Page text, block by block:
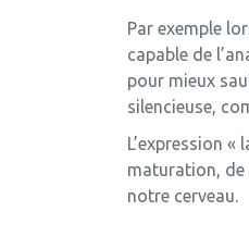
Par exemple
capable de
pour mieux
silencieuse,
L’expression
maturation, de
notre cerveau.